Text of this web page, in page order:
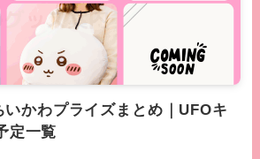
いかわプライズまとめ｜UFOキ
定一覧